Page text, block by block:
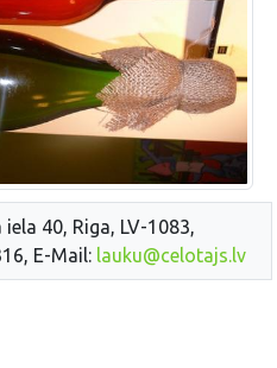
40, Riga, LV-1083,
E-Mail: lauku@celotajs.lv